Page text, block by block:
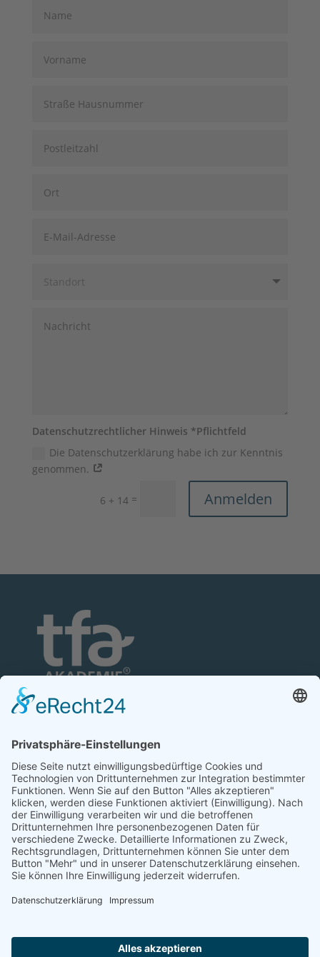
Datenschutzrechtlicher Hinweis *Pflichtfeld
Die Datenschutzerklärung habe ich zur Kenntnis
genommen.
6 + 14 = Anmelden
Nonnenhofer Straße 24/26
17033 Neubrandenburg
Telefon: 0395 35 88 100
Telefax: 0395 35 88 111
E-Mail:neubrandenburg@tfa-akademie.de
Rechtliches
Teilnahmebedingungen
Impressum